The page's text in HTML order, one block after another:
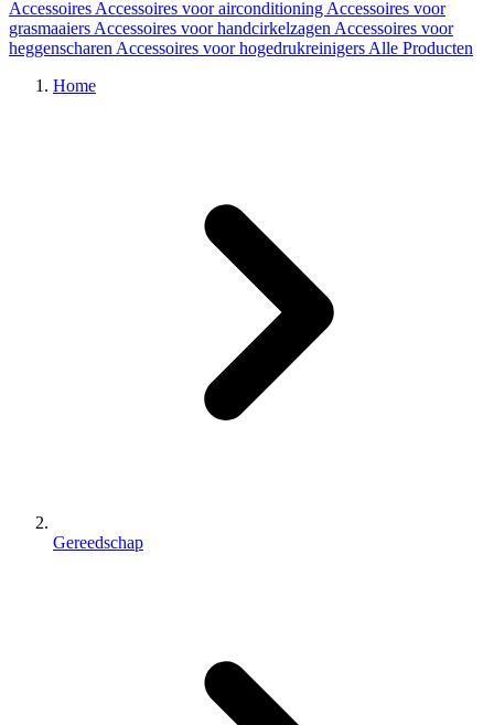
Accessoires Accessoires voor airconditioning Accessoires voor
grasmaaiers Accessoires voor handcirkelzagen Accessoires voor
heggenscharen Accessoires voor hogedrukreinigers Alle Producten
Home
Gereedschap